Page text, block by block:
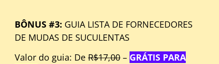
BÔNUS #3: GUIA LISTA DE FORNECEDORES
DE MUDAS DE SUCULENTAS
Valor do guia: De R$17,00 – GRÁTIS PARA